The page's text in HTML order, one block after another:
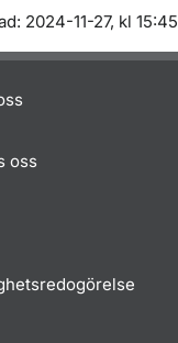
2024-11-27, kl 15:45
oss